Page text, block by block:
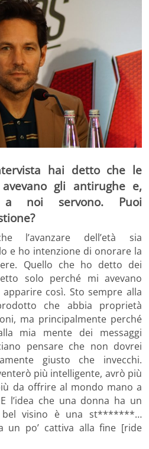
hai detto che le
gli antirughe e,
a noi servono. Puoi
l’avanzare dell’età sia
e ho intenzione di onorare la
Quello che ho detto dei
solo perché mi avevano
così. Sto sempre alla
che abbia proprietà
ma principalmente perché
mia mente dei messaggi
pensare che non dovrei
giusto che invecchi.
più intelligente, avrò più
da offrire al mondo mano a
l’idea che una donna ha un
visino è una st*******…
un po’ cattiva alla fine [ride